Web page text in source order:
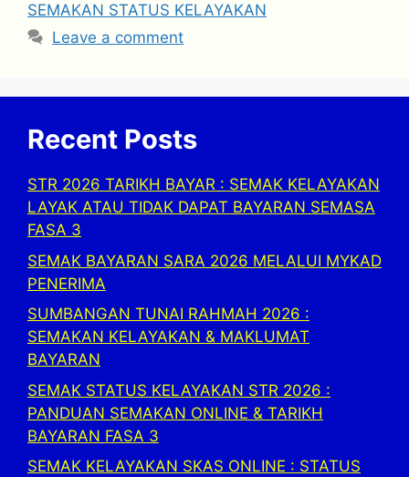
SEMAKAN STATUS KELAYAKAN
Leave a comment
Recent Posts
STR 2026 TARIKH BAYAR : SEMAK KELAYAKAN
LAYAK ATAU TIDAK DAPAT BAYARAN SEMASA
FASA 3
SEMAK BAYARAN SARA 2026 MELALUI MYKAD
PENERIMA
SUMBANGAN TUNAI RAHMAH 2026 :
SEMAKAN KELAYAKAN & MAKLUMAT
BAYARAN
SEMAK STATUS KELAYAKAN STR 2026 :
PANDUAN SEMAKAN ONLINE & TARIKH
BAYARAN FASA 3
SEMAK KELAYAKAN SKAS ONLINE : STATUS